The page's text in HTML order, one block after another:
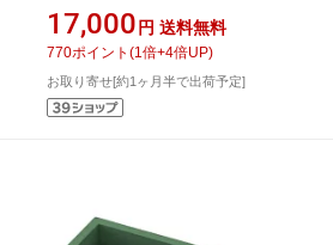
ーラック（W89×D50×H151cm）
MTK-527NA ナチュラル
17,000 円 送料無料
770ポイント (1 倍+4倍UP)
お取り寄せ[約1ヶ月半で出荷予定]